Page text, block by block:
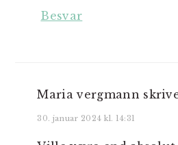
Besvar
Maria vergmann
30. januar 2024 kl. 14:31